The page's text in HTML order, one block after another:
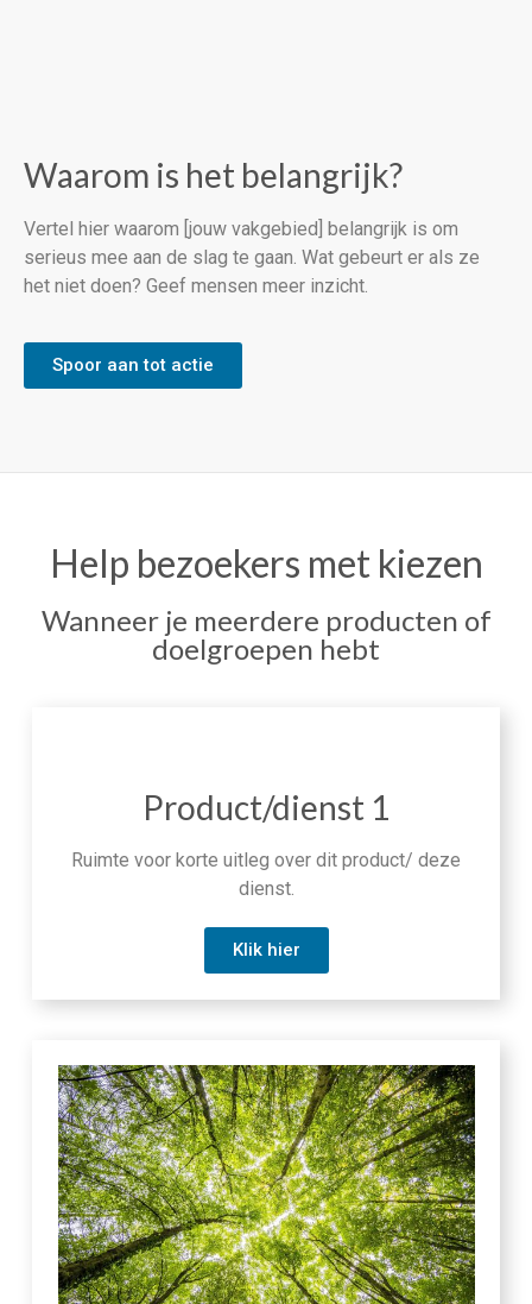
Waarom is het belangrijk?
Vertel hier waarom [jouw vakgebied] belangrijk is om
serieus mee aan de slag te gaan. Wat gebeurt er als ze
het niet doen? Geef mensen meer inzicht.
Spoor aan tot actie
Help bezoekers met kiezen
Wanneer je meerdere producten of
doelgroepen hebt
Product/dienst 1
Ruimte voor korte uitleg over dit product/ deze
dienst.
Klik hier